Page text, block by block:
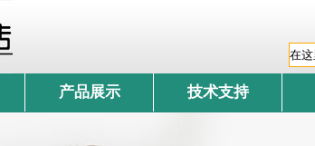
产品展示 技术支持